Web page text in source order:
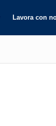
Lavora con